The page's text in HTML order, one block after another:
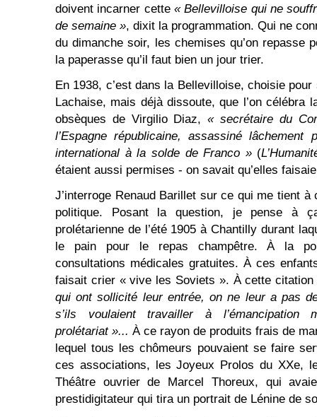
doivent incarner cette « Bellevilloise qui ne
de semaine », dixit la programmation. Qui ne
du dimanche soir, les chemises qu’on repasse
la paperasse qu’il faut bien un jour trier.
En 1938, c’est dans la Bellevilloise, choisie
Lachaise, mais déjà dissoute, que l’on célébra
obsèques de Virgilio Diaz,«secrétaire du
l’Espagne républicaine, assassiné
international à la solde de Franco »(
étaient aussi permises - on savait qu’elles
J’interroge Renaud Barillet sur ce qui me tient
politique. Posant la question, je pense à
prolétarienne de l’été 1905 à Chantilly durant
le pain pour le repas champêtre. À la
consultations médicales gratuites. À ces
faisait crier « vive les Soviets ». À cette
qui ont sollicité leur entrée, on ne leur a pas
s’ils voulaient travailler à l’émancipation
prolétariat »... À ce rayon de produits frais de
lequel tous les chômeurs pouvaient se faire
ces associations, les Joyeux Prolos du XXe,
Théâtre ouvrier de Marcel Thoreux, qui
prestidigitateur qui tira un portrait de Lénine de